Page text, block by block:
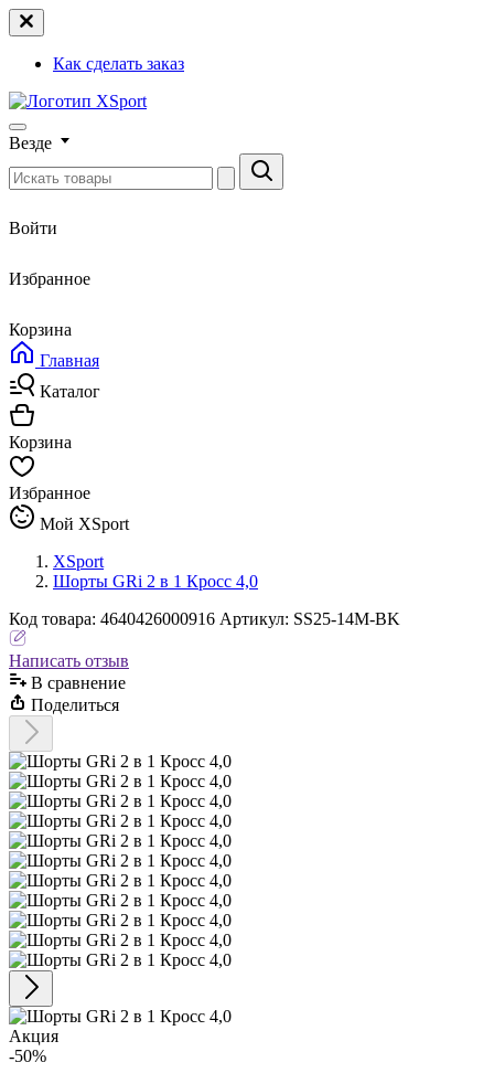
Как сделать заказ
Везде
Войти
Избранное
Корзина
Главная
Каталог
Корзина
Избранное
Мой XSport
XSport
Шорты GRi 2 в 1 Кросс 4,0
Код товара: 4640426000916 Артикул: SS25-14M-BK
Написать отзыв
В сравнениe
Поделиться
Акция
-50%